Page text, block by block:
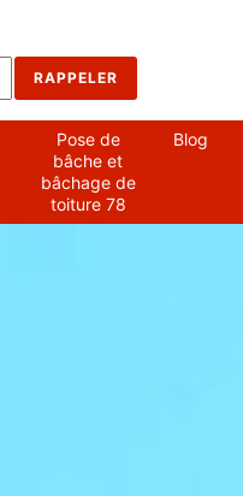
Pose de
bâche et
bâchage de
toiture 78
Blog